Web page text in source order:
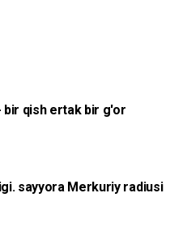
bir qish ertak bir g'or
sayyora Merkuriy radiusi